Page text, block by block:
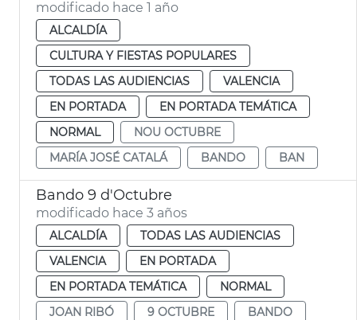
modificado hace 1 año
ALCALDÍA
CULTURA Y FIESTAS POPULARES
TODAS LAS AUDIENCIAS
VALENCIA
EN PORTADA
EN PORTADA TEMÁTICA
NORMAL
NOU OCTUBRE
MARÍA JOSÉ CATALÁ
BANDO BAN
Bando 9 d'Octubre
modificado hace 3 años
ALCALDÍA
TODAS LAS AUDIENCIAS
VALENCIA
EN PORTADA
EN PORTADA TEMÁTICA
NORMAL
JOAN RIBÓ
9 OCTUBRE
BANDO